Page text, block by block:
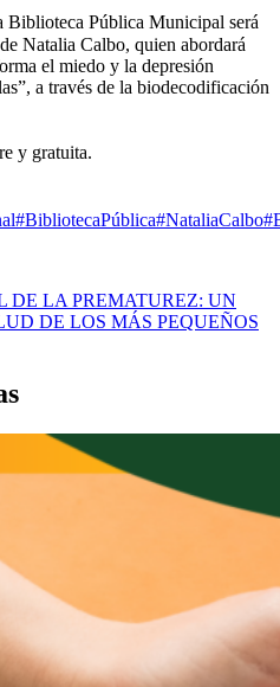
Biblioteca Pública Municipal será
Natalia Calbo, quien abordará
el miedo y la depresión
a través de la biodecodificación
y gratuita.
#BibliotecaPública#NataliaCalbo
DE LA PREMATUREZ: UN
DE LOS MÁS PEQUEÑOS